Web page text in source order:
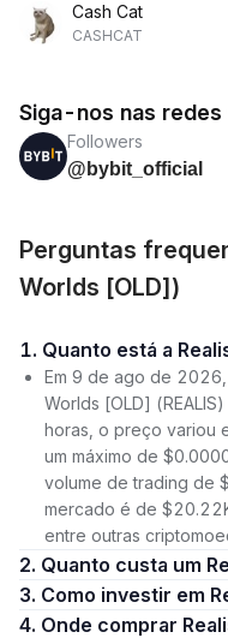
Cash Cat
CASHCAT
Siga-nos nas redes
Followers
@bybit_official
Perguntas
Worlds [OLD])
1. Quanto está a
Em 9 de ago de
Worlds [OLD]
horas, o preço variou
um máximo de
volume de trading de
mercado é de
entre outras
2. Quanto custa um
3. Como investir em
4. Onde comprar